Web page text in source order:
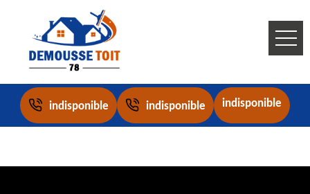
indisponible indisponible indisponible